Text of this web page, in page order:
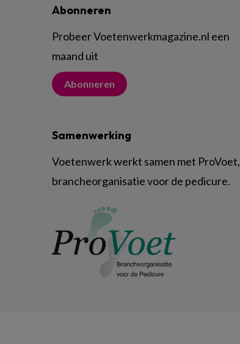
Abonneren
Probeer Voetenwerkmagazine.nl een
maand uit
Abonneren
Samenwerking
Voetenwerk werkt samen met ProVoet,
brancheorganisatie voor de pedicure.